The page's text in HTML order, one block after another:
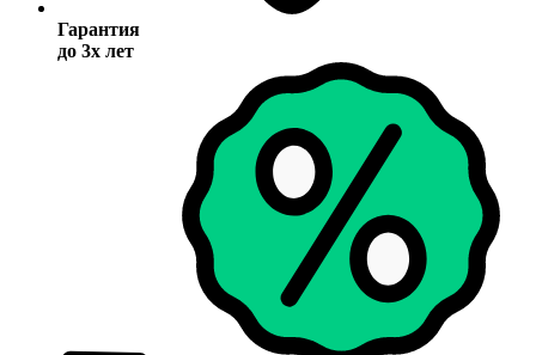
Гарантия
до 3х лет